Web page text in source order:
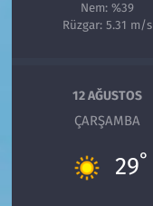
Nem: %39
Rüzgar: 5.31 m/s
12 AĞUSTOS
ÇARŞAMBA
29°